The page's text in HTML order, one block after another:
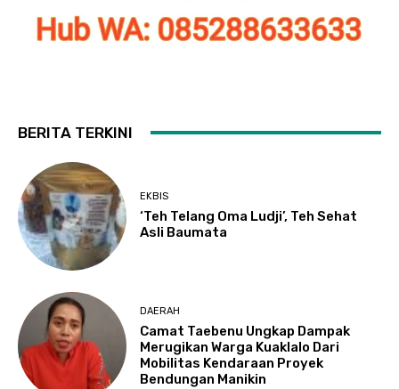
BERITA TERKINI
EKBIS
‘Teh Telang Oma Ludji’, Teh Sehat
Asli Baumata
DAERAH
Camat Taebenu Ungkap Dampak
Merugikan Warga Kuaklalo Dari
Mobilitas Kendaraan Proyek
Bendungan Manikin